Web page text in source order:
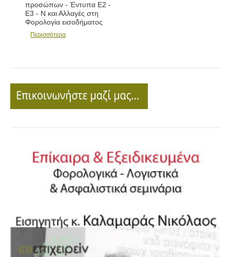
εντύπων Ε1 - Ε2 - Ε3 και
Αλλαγές
Περισσότερα